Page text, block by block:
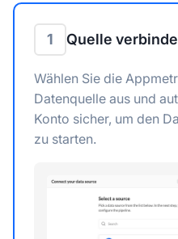
1 Quelle
Wählen Sie die
Datenquelle aus und
Konto sicher, um den
zu starten.